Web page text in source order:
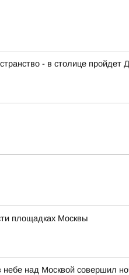
- в столице пройдет
площадках Москвы
небе над Москвой